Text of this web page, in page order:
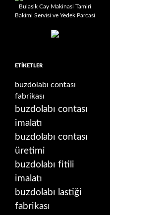
ETIKETLER
buzdolabı contası
fabrikası
buzdolabı contası
imalatı
buzdolabı contası
üretimi
buzdolabı fitili
imalatı
buzdolabı lastiği
fabrikası